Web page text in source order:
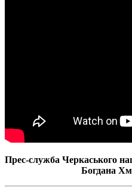
Прес-служба Черкаського
Богдана